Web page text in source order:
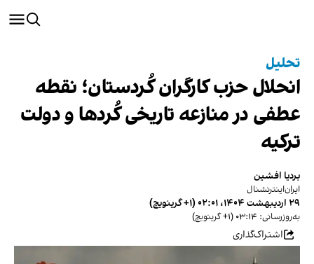
تحلیل
انحلال حزب کارگران کُردستان؛ نقطه
عطفی در منازعه تاریخی کُردها و دولت
ترکیه
بردیا افشین
ایران‌اینترنشنال
۲۹ اردیبهشت ۱۴۰۴، ۰۲:۰۱ (‎+۱ گرینویچ)
به‌روزرسانی: ۰۳:۱۴ (‎+۱ گرینویچ)
اشتراک‌گذاری